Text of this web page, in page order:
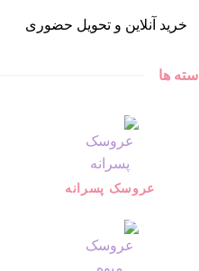
خرید آنلاین و تحویل حضوری
ها
عروسک پسرانه